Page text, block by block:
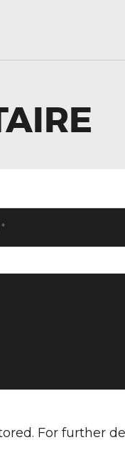
For further